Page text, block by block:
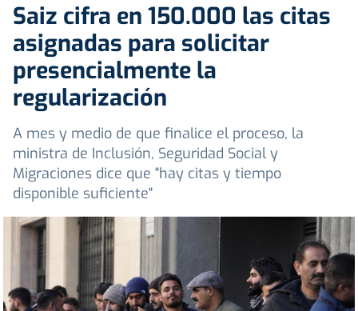
Saiz cifra en 150.000 las citas
asignadas para solicitar
presencialmente la
regularización
A mes y medio de que finalice el proceso, la
ministra de Inclusión, Seguridad Social y
Migraciones dice que "hay citas y tiempo
disponible suficiente"